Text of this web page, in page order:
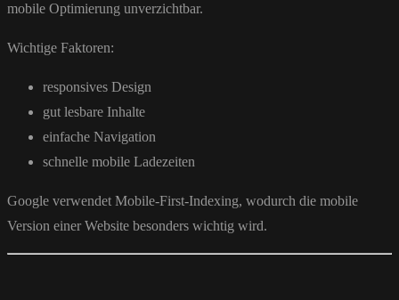
mobile Optimierung unverzichtbar.
Wichtige Faktoren:
responsives Design
gut lesbare Inhalte
einfache Navigation
schnelle mobile Ladezeiten
Google verwendet Mobile-First-Indexing, wodurch die mobile
Version einer Website besonders wichtig wird.